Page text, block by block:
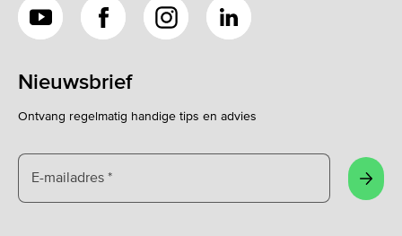
YouTube FacebookInstagramLinkedIn
Nieuwsbrief
Ontvang regelmatig handige tips en advies
E-mailadres *